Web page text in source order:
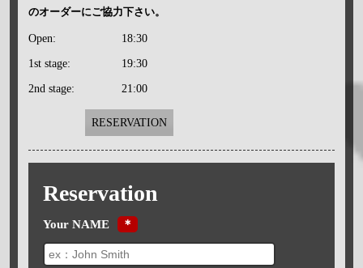
のオーダーにご協力下さい。
Open: 18:30
1st stage: 19:30
2nd stage: 21:00
RESERVATION
Reservation
Your NAME ＊